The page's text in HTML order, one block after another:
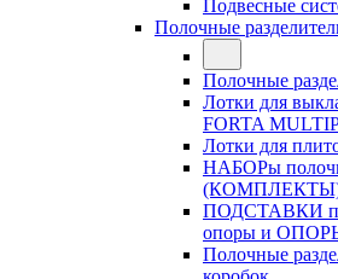
Подвесные
Полочные
Полочные
Лотки для
FORTA
Лотки для
НАБОРы
ПОДСТАВКИ
опоры и
Полочные